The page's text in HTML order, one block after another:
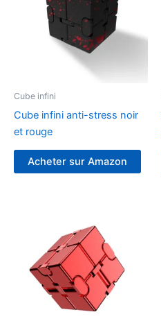
Cube infini
Cube infini anti-stress noir
et rouge
Acheter sur Amazon